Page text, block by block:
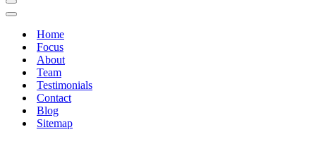
Menu
Navigasi
Menu
NavigasiHome
Focus
About
Team
Testimonials
Contact
Blog
Sitemap